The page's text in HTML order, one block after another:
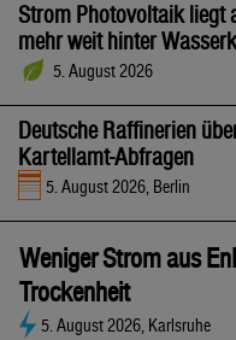
Strom Photovoltaik liegt
mehr weit hinter
5. August 2026
Deutsche Raffinerien
Kartellamt-Abfragen
5. August 2026, Berlin
Weniger Strom aus
Trockenheit
5. August 2026, Karlsruhe